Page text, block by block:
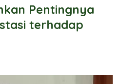
Pentingnya
terhadap